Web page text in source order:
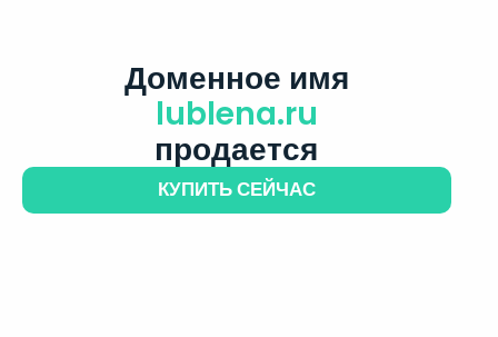
Доменное имя
lublena.ru
продается
КУПИТЬ СЕЙЧАС